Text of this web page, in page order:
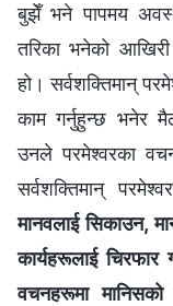
बुझेँ भने पापमय
तरिका भनेको
हो। सर्वशक्तिमान्‌
काम गर्नुहुन्छ भनेर
उनले परमेश्‍वरका
सर्वशक्तिमान्‌
मानवलाई सिकाउन,
कार्यहरूलाई चिरफार
वचनहरूमा मानिसको